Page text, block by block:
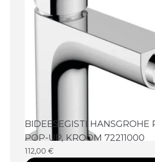
BIDEESEGISTI HANSGROHE
POP-UP, KROOM 72211000
112,00 €